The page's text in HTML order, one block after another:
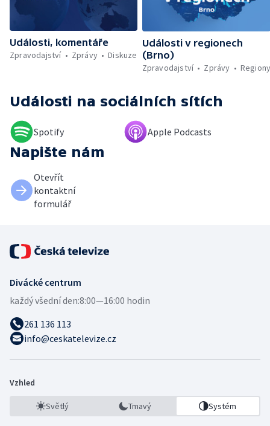
indické lodi v Rudém moři — Nedostatek
vody ovlivňuje zdraví ptáků — Natáčení
vánoční pohádky pro neslyšící
Události, komentáře
Zpravodajství
Zprávy Diskuze
Události v regionech
(Brno)
Zpravodajství
Zprávy
Události na sociálních sítích
Spotify Apple Podcasts
Napište nám
Otevřít
kontaktní
formulář
Divácké centrum
každý všední den:8:00—16:00 hodin
261 136 113
info@ceskatelevize.cz
Vzhled
Světlý Tmavý Systém